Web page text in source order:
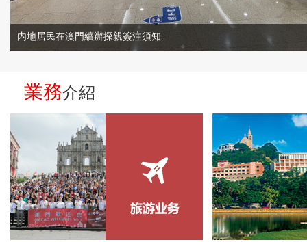
内地居民在澳門續辦探親簽注須知
業務介紹